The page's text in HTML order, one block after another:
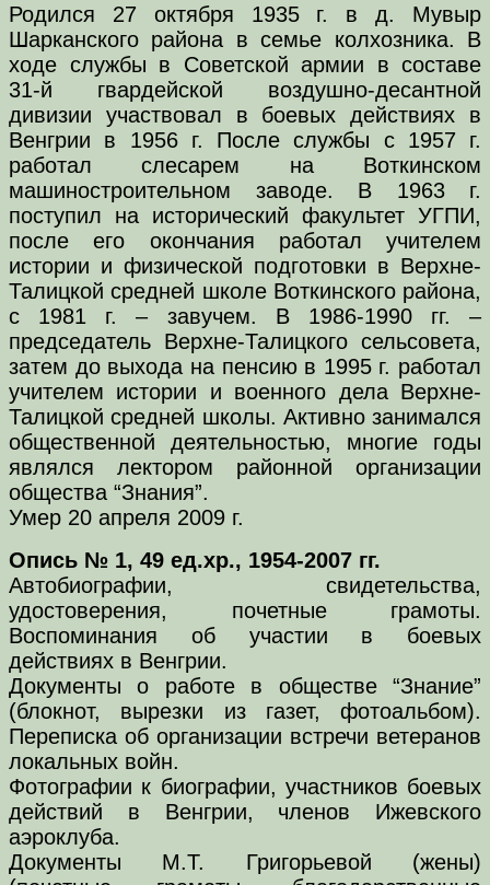
Родился 27 октября 1935 г. в д. Мувыр
Шарканского района в семье колхозника. В
ходе службы в Советской армии в составе
31-й гвардейской воздушно-десантной
дивизии участвовал в боевых действиях в
Венгрии в 1956 г. После службы с 1957 г.
работал слесарем на Воткинском
машиностроительном заводе. В 1963 г.
поступил на исторический факультет УГПИ,
после его окончания работал учителем
истории и физической подготовки в Верхне-
Талицкой средней школе Воткинского района,
с 1981 г. – завучем. В 1986-1990 гг. –
председатель Верхне-Талицкого сельсовета,
затем до выхода на пенсию в 1995 г. работал
учителем истории и военного дела Верхне-
Талицкой средней школы. Активно занимался
общественной деятельностью, многие годы
являлся лектором районной организации
общества “Знания”.
Умер 20 апреля 2009 г.
Опись № 1, 49 ед.хр., 1954-2007 гг.
Автобиографии, свидетельства,
удостоверения, почетные грамоты.
Воспоминания об участии в боевых
действиях в Венгрии.
Документы о работе в обществе “Знание”
(блокнот, вырезки из газет, фотоальбом).
Переписка об организации встречи ветеранов
локальных войн.
Фотографии к биографии, участников боевых
действий в Венгрии, членов Ижевского
аэроклуба.
Документы М.Т. Григорьевой (жены)